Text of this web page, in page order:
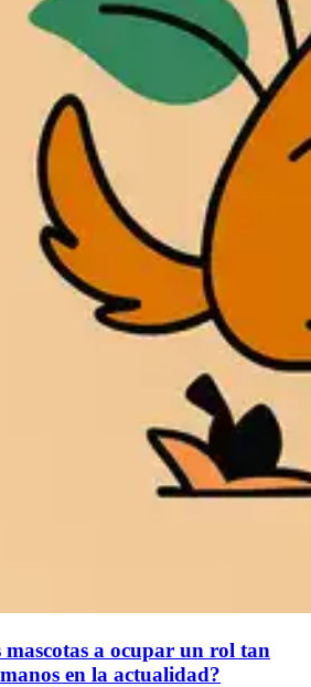
a ocupar un rol tan
en la actualidad?